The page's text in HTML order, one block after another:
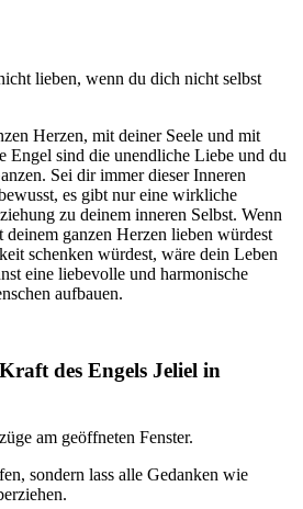
lieben, wenn du dich nicht selbst
Herzen, mit deiner Seele und mit
Engel sind die unendliche Liebe und du
Sei dir immer dieser Inneren
es gibt nur eine wirkliche
zu deinem inneren Selbst. Wenn
deinem ganzen Herzen lieben würdest
schenken würdest, wäre dein Leben
eine liebevolle und harmonische
aufbauen.
des Engels Jeliel in
am geöffneten Fenster.
sondern lass alle Gedanken wie